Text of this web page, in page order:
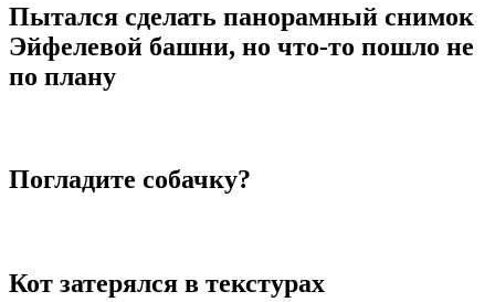
Пытался сделать панорамный снимок
Эйфелевой башни, но что-то пошло не
по плану
Погладите собачку?
Кот затерялся в текстурах